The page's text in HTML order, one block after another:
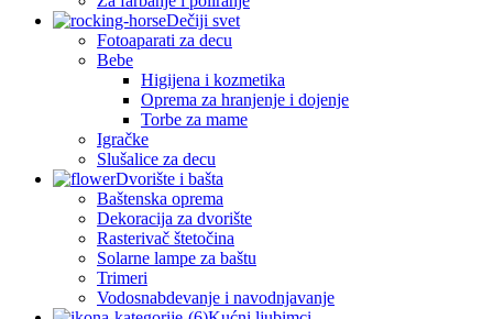
Dečiji svet
Fotoaparati za decu
Bebe
Higijena i kozmetika
Oprema za hranjenje i dojenje
Torbe za mame
Igračke
Slušalice za decu
Dvorište i bašta
Baštenska oprema
Dekoracija za dvorište
Rasterivač štetočina
Solarne lampe za baštu
Trimeri
Vodosnabdevanje i navodnjavanje